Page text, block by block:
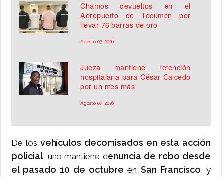
Chamos devueltos en el
Aeropuerto de Tocumen por
llevar 76 barras de oro
Agosto 07, 2026
Jueza mantiene retención
hospitalaria para César Caicedo
por un mes más
Agosto 07, 2026
De los vehículos decomisados en esta acción
policial, uno mantiene denuncia de robo desde
el pasado 10 de octubre en San Francisco, y